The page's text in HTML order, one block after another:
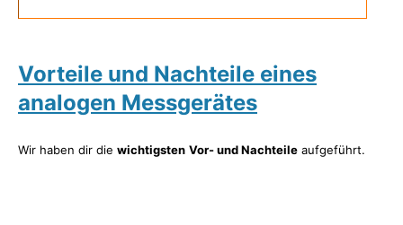
Vorteile und Nachteile eines
analogen Messgerätes
Wir haben dir die wichtigsten Vor- und Nachteile aufgeführt.